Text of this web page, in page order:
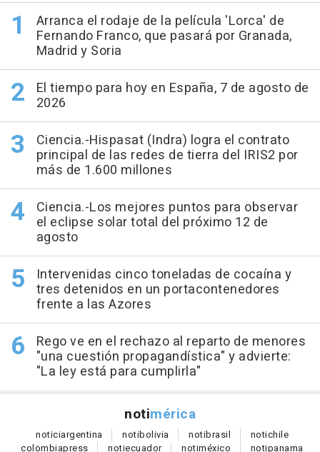
Arranca el rodaje de la película 'Lorca' de
Fernando Franco, que pasará por Granada,
Madrid y Soria
El tiempo para hoy en España, 7 de agosto de
2026
Ciencia.-Hispasat (Indra) logra el contrato
principal de las redes de tierra del IRIS2 por
más de 1.600 millones
Ciencia.-Los mejores puntos para observar
el eclipse solar total del próximo 12 de
agosto
Intervenidas cinco toneladas de cocaína y
tres detenidos en un portacontenedores
frente a las Azores
Rego ve en el rechazo al reparto de menores
"una cuestión propagandística" y advierte:
"La ley está para cumplirla"
notimérica
noticiargentina notibolivia notibrasil notichile
colombiapress notiecuador notiméxico notipanama